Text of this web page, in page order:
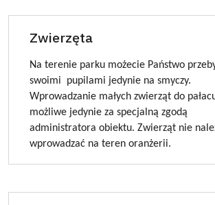
Zwierzęta
Na terenie parku możecie Państwo
swoimi pupilami jedynie na smyczy.
Wprowadzanie małych zwierząt do pał
moż liwe jedynie za specjalną zgodą
administratora obiektu. Zwierząt nie nale
wprowadzać na teren oranżerii.